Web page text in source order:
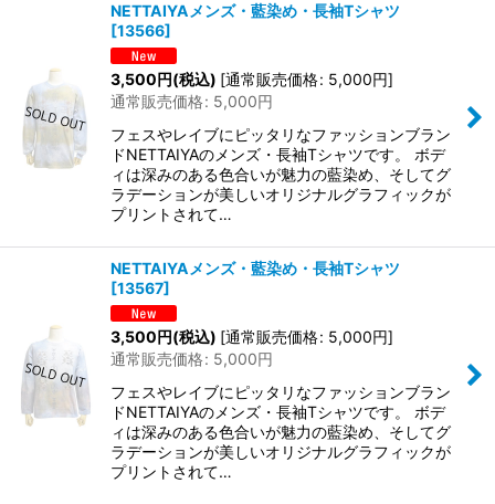
NETTAIYAメンズ・藍染め・長袖Tシャツ
[13566]
3,500円(税込) [通常販売価格: 5,000円]
通常販売価格: 5,000円
フェスやレイブにピッタリなファッションブラン
ドNETTAIYAのメンズ・長袖Tシャツです。 ボデ
ィは深みのある色合いが魅力の藍染め、そしてグ
ラデーションが美しいオリジナルグラフィックが
プリントされて…
NETTAIYAメンズ・藍染め・長袖Tシャツ
[13567]
3,500円(税込) [通常販売価格: 5,000円]
通常販売価格: 5,000円
フェスやレイブにピッタリなファッションブラン
ドNETTAIYAのメンズ・長袖Tシャツです。 ボデ
ィは深みのある色合いが魅力の藍染め、そしてグ
ラデーションが美しいオリジナルグラフィックが
プリントされて…